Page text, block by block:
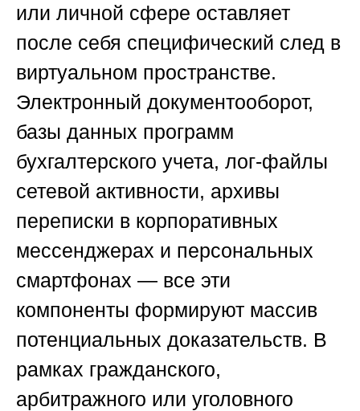
или личной сфере оставляет
после себя специфический след в
виртуальном пространстве.
Электронный документооборот,
базы данных программ
бухгалтерского учета, лог-файлы
сетевой активности, архивы
переписки в корпоративных
мессенджерах и персональных
смартфонах — все эти
компоненты формируют массив
потенциальных доказательств. В
рамках гражданского,
арбитражного или уголовного